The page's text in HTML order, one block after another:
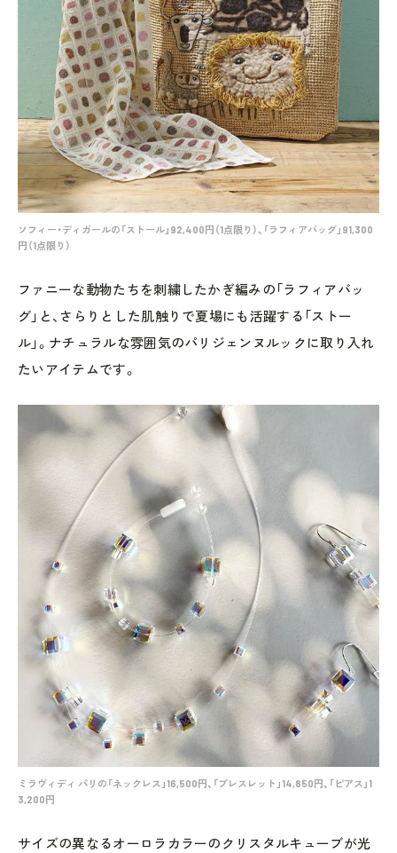
ソフィー・ディガールの「ストール」92,400円（1点限り）、「ラフィアバッグ」91,300
円（1点限り）
ファニーな動物たちを刺繍したかぎ編みの「ラフィアバッ
グ」と、さらりとした肌触りで夏場にも活躍する「ストー
ル」。ナチュラルな雰囲気のパリジェンヌルックに取り入れ
たいアイテムです。
ミラヴィディ パリの「ネックレス」16,500円、「ブレスレット」14,850円、「ピアス」1
3,200円
サイズの異なるオーロラカラーのクリスタルキューブが光